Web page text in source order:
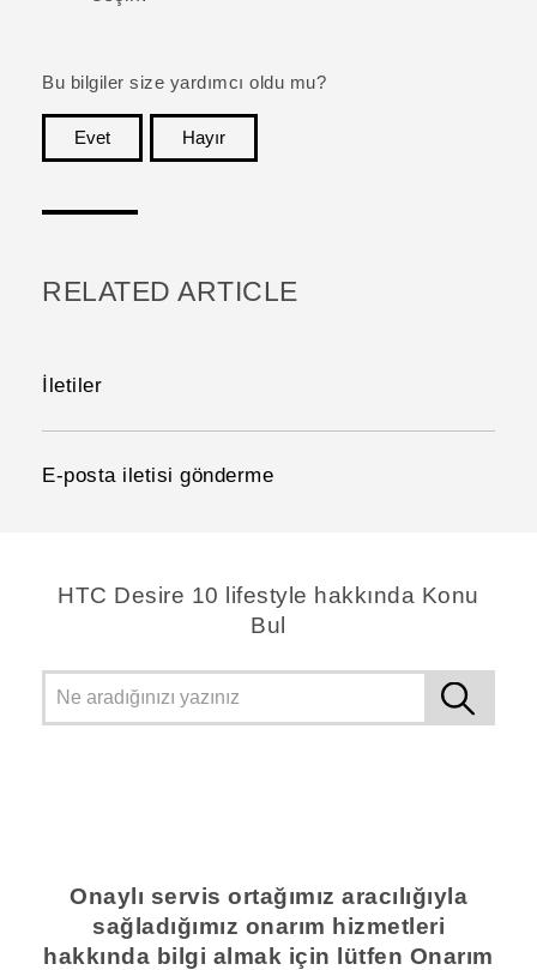
Bu bilgiler size yardımcı oldu mu?
Evet
Hayır
RELATED ARTICLE
İletiler
E-posta iletisi gönderme
HTC Desire 10 lifestyle hakkında Konu
Bul
Onaylı servis ortağımız aracılığıyla
sağladığımız onarım hizmetleri
hakkında bilgi almak için lütfen Onarım